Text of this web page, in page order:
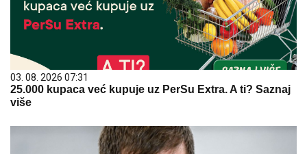
03. 08. 2026 07:31
25.000 kupaca već kupuje uz PerSu Extra. A ti? Saznaj
više